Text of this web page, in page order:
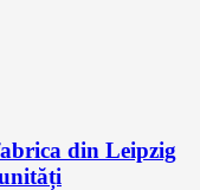
din Leipzig